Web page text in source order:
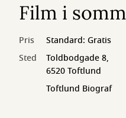
Film i
Pris
Standard: Gratis
Sted
Toldbodgade 8,
6520 Toftlund
Toftlund Biograf